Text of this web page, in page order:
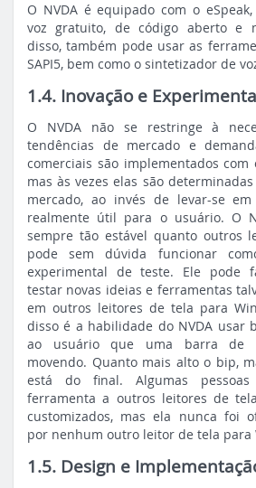
O NVDA é equipado com o
voz gratuito, de código aberto e
disso, também pode usar as
SAPI5, bem como o sintetizador de
1.4. Inovação e
O NVDA não se restringe à
tendências de mercado e
comerciais são implementados com
mas às vezes elas são
mercado, ao invés de levar-se
realmente útil para o usuário. O
sempre tão estável quanto outros
pode sem dúvida funcionar
experimental de teste. Ele pode
testar novas ideias e ferramentas
em outros leitores de tela para
disso é a habilidade do NVDA usar
ao usuário que uma barra de
movendo. Quanto mais alto o bip,
está do final. Algumas pessoas
ferramenta a outros leitores de
customizados, mas ela nunca foi
por nenhum outro leitor de tela para
1.5. Design e